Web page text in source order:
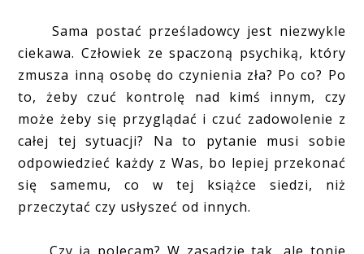
Sama postać prześladowcy jest niezwykle
ciekawa. Człowiek ze spaczoną psychiką, który
zmusza inną osobę do czynienia zła? Po co? Po
to, żeby czuć kontrolę nad kimś innym, czy
może żeby się przyglądać i czuć zadowolenie z
całej tej sytuacji? Na to pytanie musi sobie
odpowiedzieć każdy z Was, bo lepiej przekonać
się samemu, co w tej książce siedzi, niż
przeczytać czy usłyszeć od innych.